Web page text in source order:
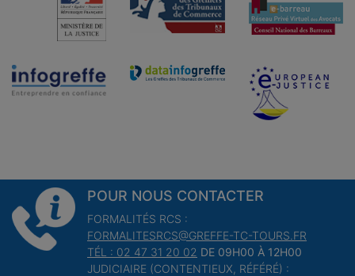
POUR NOUS CONTACTER
FORMALITÉS RCS :
FORMALITESRCS@GREFFE-TC-TOURS.FR
TÉL : 02 47 31 20 02 DE 09H00 À 12H00
JUDICIAIRE (CONTENTIEUX, RÉFÉRÉ) :